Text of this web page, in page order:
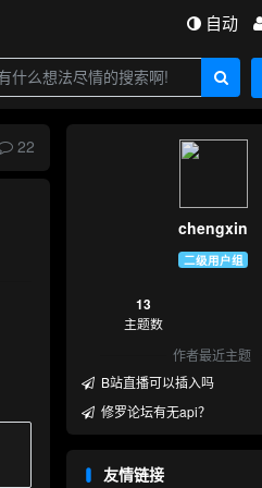
自动
22
chengxin
二级用户组
13
主题数
作者最近主题
B站直播可以插入吗
修罗论坛有无api？
友情链接